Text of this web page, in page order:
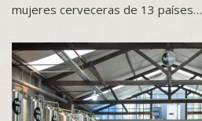
mujeres cerveceras de 13 países…